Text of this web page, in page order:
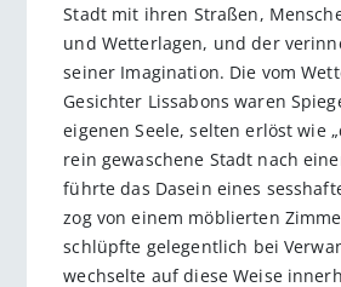
Stadt mit ihren Straßen,
und Wetterlagen, und der
seiner Imagination. Die vom
Gesichter Lissabons waren
eigenen Seele, selten erlöst wie
rein gewaschene Stadt nach
führte das Dasein eines
zog von einem möblierten
schlüpfte gelegentlich bei
wechselte auf diese Weise